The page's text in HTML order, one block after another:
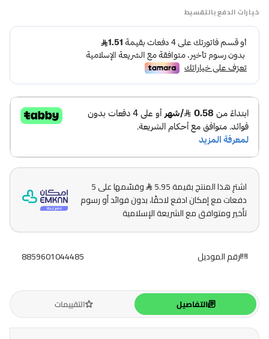
خيارات الدفع بالتقسيط
اشترِ هذا المنتج بقيمة 5.95
وقسّمها على 5
دفعات مع إمكان ادفع لاحقًا، بدون فوائد أو رسوم
تأخير ومتوافق مع الشريعة الإسلامية
رقم الموديل 8859601044485
التفاصيل التقييمات